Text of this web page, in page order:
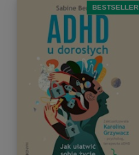
BESTSELLER